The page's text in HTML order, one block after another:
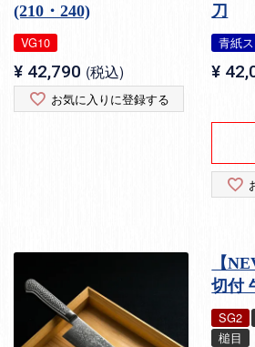
(210・240)
VG10
¥ 42,790 税込
お気に入りに登録する
刀
青紙
¥
【
切付
SG2
槌目